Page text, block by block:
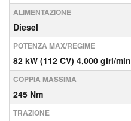
ALIMENTAZIONE
Diesel
POTENZA MAX/REGIME
82 kW (112 CV) 4,000 giri/min
COPPIA MASSIMA
245 Nm
TRAZIONE